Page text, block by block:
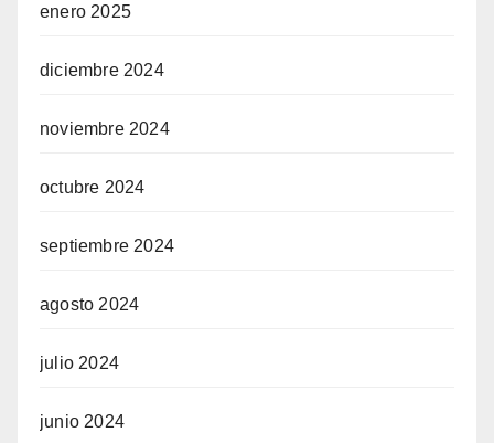
enero 2025
diciembre 2024
noviembre 2024
octubre 2024
septiembre 2024
agosto 2024
julio 2024
junio 2024